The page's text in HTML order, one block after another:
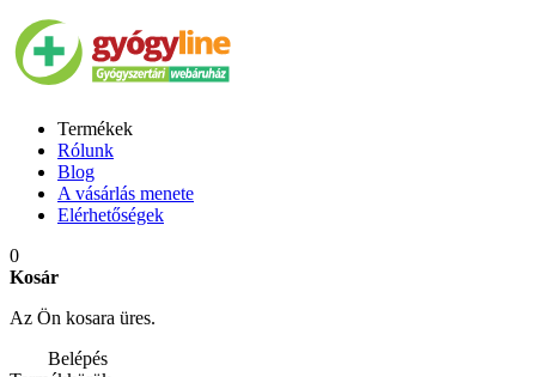
Termékek
Rólunk
Blog
A vásárlás menete
Elérhetőségek
0
Kosár
Az Ön kosara üres.
Belépés